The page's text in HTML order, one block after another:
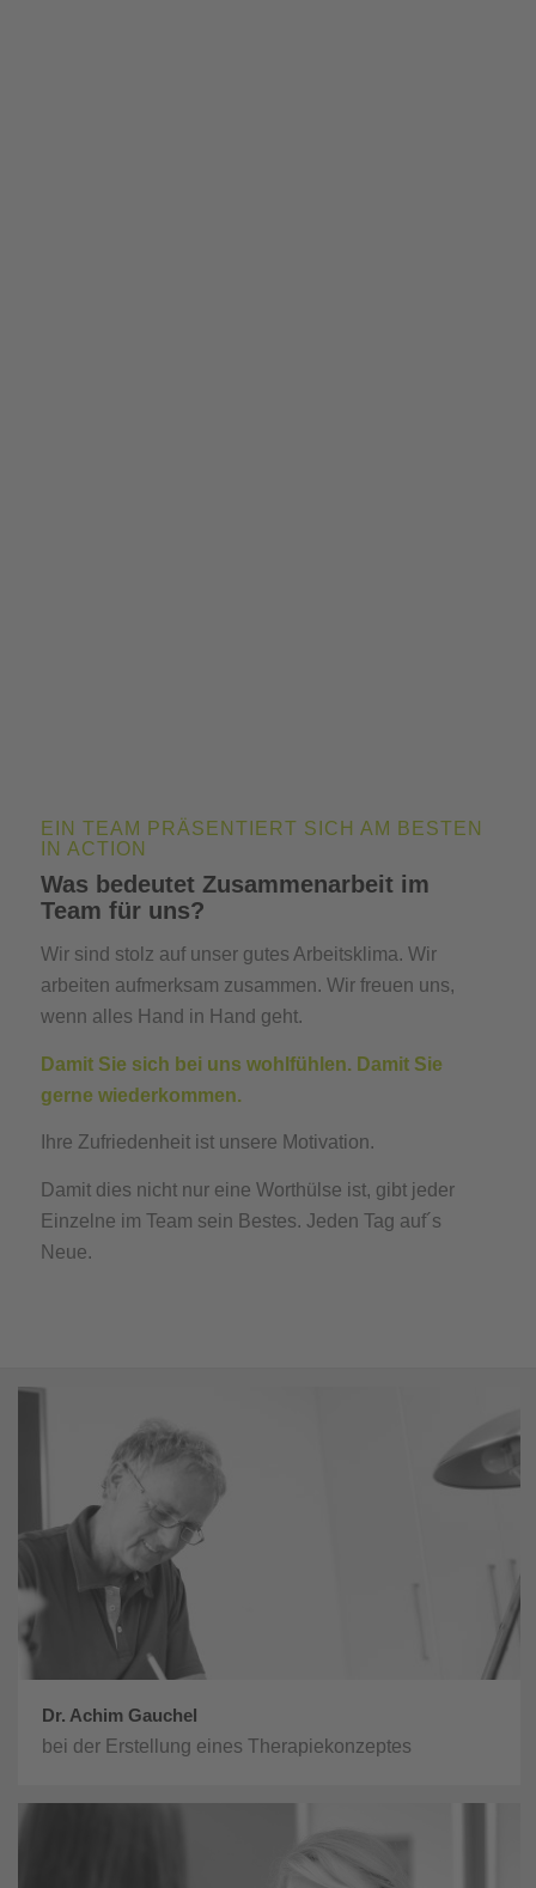
EIN TEAM PRÄSENTIERT SICH AM BESTEN
IN ACTION
Was bedeutet Zusammenarbeit im
Team für uns?
Wir sind stolz auf unser gutes Arbeitsklima. Wir
arbeiten aufmerksam zusammen. Wir freuen uns,
wenn alles Hand in Hand geht.
Damit Sie sich bei uns wohlfühlen. Damit Sie
gerne wiederkommen.
Ihre Zufriedenheit ist unsere Motivation.
Damit dies nicht nur eine Worthülse ist, gibt jeder
Einzelne im Team sein Bestes. Jeden Tag auf´s
Neue.
Dr. Achim Gauchel
bei der Erstellung eines Therapiekonzeptes